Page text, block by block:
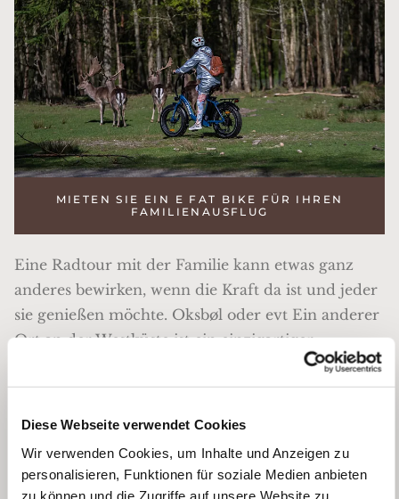
Diese Webseite verwendet Cookies
Wir verwenden Cookies, um Inhalte und Anzeigen zu
personalisieren, Funktionen für soziale Medien anbieten
zu können und die Zugriffe auf unsere Website zu
MIETEN SIE EIN E FAT BIKE FÜR IHREN
FAMILIENAUSFLUG
Eine Radtour mit der Familie kann etwas ganz
anderes bewirken, wenn die Kraft da ist und jeder
sie genießen möchte. Oksbøl oder evt Ein anderer
Ort an der Westküste ist ein einzigartiger